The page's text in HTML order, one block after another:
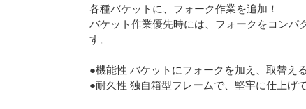
各種バケットに、フォーク作業を追加！
バケット作業優先時には、フォークをコンパ
す。
●機能性 バケットにフォークを加え、取替え
●耐久性 独自箱型フレームで、堅牢に仕上げ